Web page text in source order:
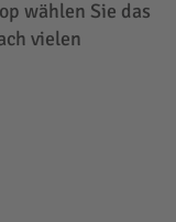
wählen Sie das
vielen